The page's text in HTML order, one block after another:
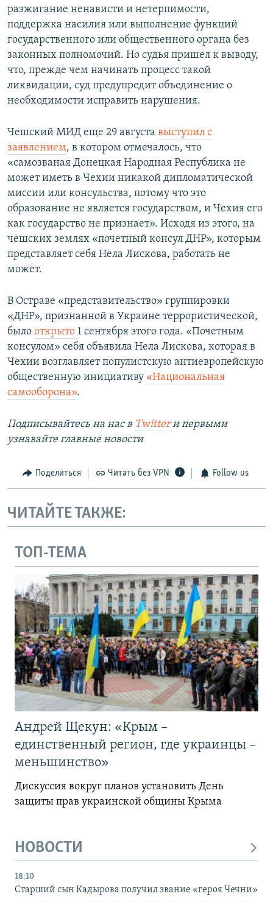
разжигание ненависти и нетерпимости,
поддержка насилия или выполнение функций
государственного или общественного органа без
законных полномочий. Но судья пришел к выводу,
что, прежде чем начинать процесс такой
ликвидации, суд предупредит объединение о
необходимости исправить нарушения.
Чешский МИД еще 29 августа выступил с
заявлением, в котором отмечалось, что
«самозваная Донецкая Народная Республика не
может иметь в Чехии никакой дипломатической
миссии или консульства, потому что это
образование не является государством, и Чехия его
как государство не признает». Исходя из этого, на
чешских землях «почетный консул ДНР», которым
представляет себя Нела Лискова, работать не
может.
В Остраве «представительство» группировки
«ДНР», признанной в Украине террористической,
было открыто 1 сентября этого года. «Почетным
консулом» себя объявила Нела Лискова, которая в
Чехии возглавляет популистскую антиевропейскую
общественную инициативу «Национальная
самооборона».
Подписывайтесь на наc в Twitterи первыми
узнавайте главные новости
Поделиться Читать без VPN Follow us
ЧИТАЙТЕ ТАКЖЕ:
ТОП-ТЕМА
Андрей Щекун: «Крым –
единственный регион, где украинцы –
меньшинство»
Дискуссия вокруг планов установить День
защиты прав украинской общины Крыма
НОВОСТИ
18:10
Старший сын Кадырова получил звание «героя Чечни»